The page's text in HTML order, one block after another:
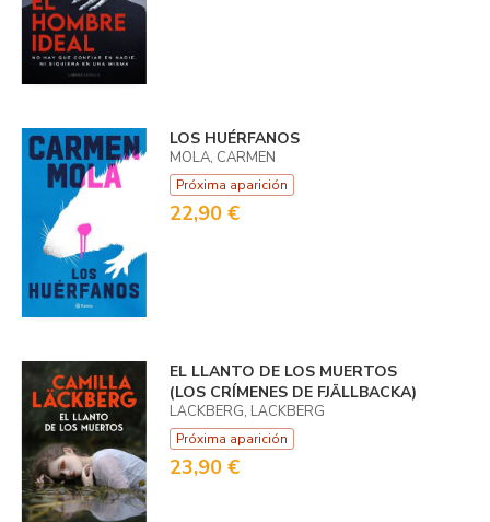
LOS HUÉRFANOS
MOLA, CARMEN
Próxima aparición
22,90 €
EL LLANTO DE LOS MUERTOS
(LOS CRÍMENES DE FJÄLLBACKA)
LÄCKBERG, LÄCKBERG
Próxima aparición
23,90 €